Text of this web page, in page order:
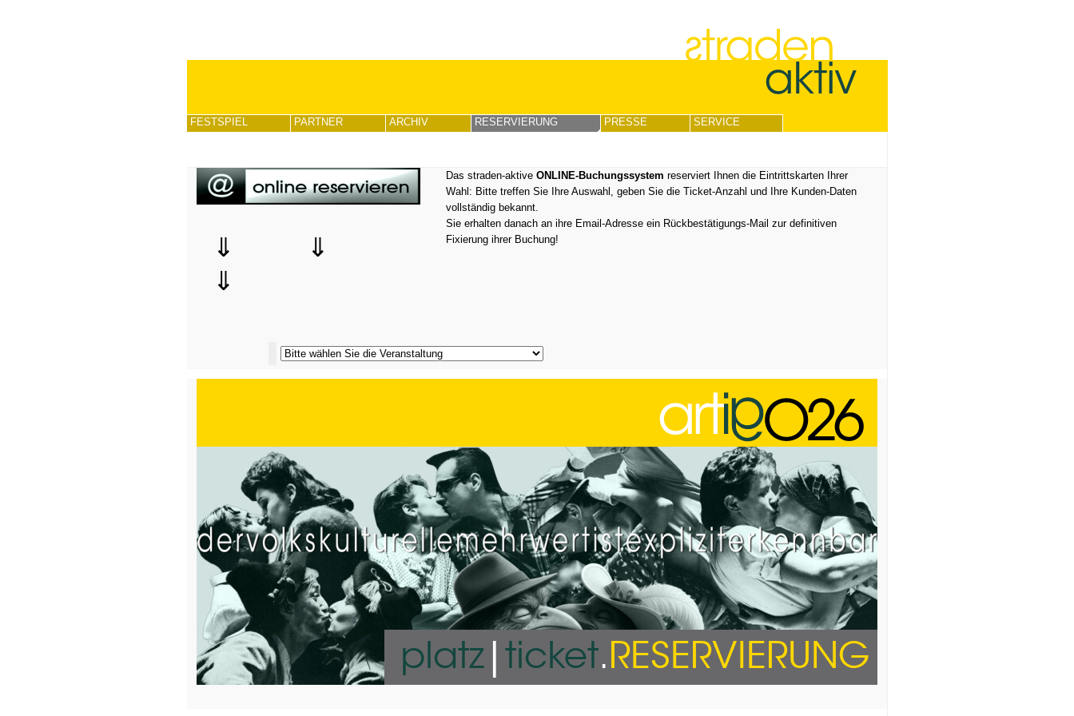
FESTSPIEL PARTNER ARCHIV RESERVIERUNG PRESSE SERVICE
⇓ ⇓
⇓
Das straden-aktive ONLINE-Buchungssystem reserviert Ihnen die Eintrittskarten Ihrer
Wahl: Bitte treffen Sie Ihre Auswahl, geben Sie die Ticket-Anzahl und Ihre Kunden-Daten
vollständig bekannt.
Sie erhalten danach an ihre Email-Adresse ein Rückbestätigungs-Mail zur definitiven
Fixierung ihrer Buchung!
platz| ticket.RESERVIERUNG